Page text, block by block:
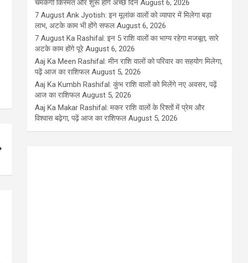
चमकेगी किस्मत और शुरू होंगे अच्छे दिन August 6, 2026
7 August Ank Jyotish: इन मूलांक वालों को व्यापार में मिलेगा बड़ा
लाभ, अटके काम भी होंगे सफल August 6, 2026
7 August Ka Rashifal: इन 5 राशि वालों का भाग्य रहेगा मजबूत, सारे
अटके काम होंगे पूरे August 6, 2026
Aaj Ka Meen Rashifal: मीन राशि वालों को परिवार का सहयोग मिलेगा,
पढ़ें आज का राशिफल August 5, 2026
Aaj Ka Kumbh Rashifal: कुंभ राशि वालों को मिलेंगे नए अवसर, पढ़ें
आज का राशिफल August 5, 2026
Aaj Ka Makar Rashifal: मकर राशि वालों के रिश्तों में प्रेम और
विश्वास बढ़ेगा, पढ़ें आज का राशिफल August 5, 2026